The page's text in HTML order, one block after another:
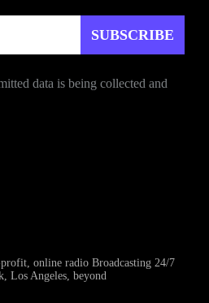
data is being collected and
online radio Broadcasting 24/7
Los Angeles, beyond